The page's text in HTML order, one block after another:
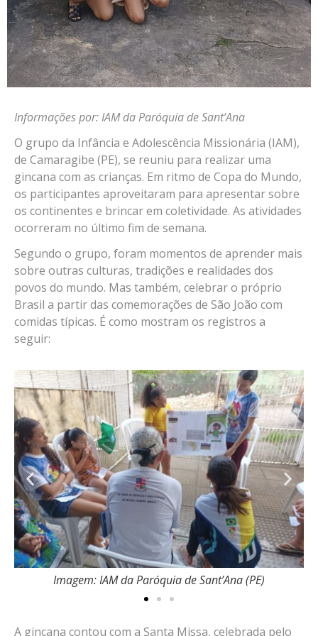
Informações por: IAM da Paróquia de Sant’Ana
O grupo da Infância e Adolescência Missionária (IAM),
de Camaragibe (PE), se reuniu para realizar uma
gincana com as crianças. Em ritmo de Copa do Mundo,
os participantes aproveitaram para apresentar sobre
os continentes e brincar em coletividade. As atividades
ocorreram no último fim de semana.
Segundo o grupo, foram momentos de aprender mais
sobre outras culturas, tradições e realidades dos
povos do mundo. Mas também, celebrar o próprio
Brasil a partir das comemorações de São João com
comidas típicas. É como mostram os registros a
seguir:
Imagem: IAM da Paróquia de Sant’Ana (PE)
A gincana contou com a Santa Missa, celebrada pelo